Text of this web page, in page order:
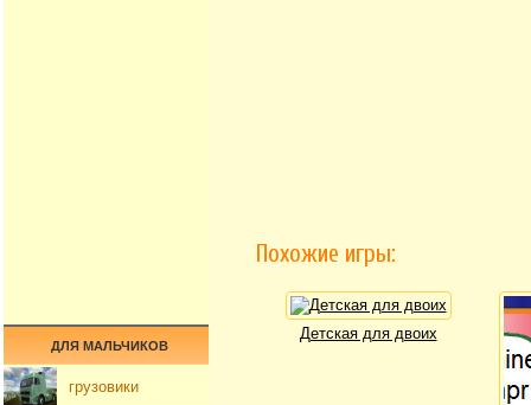
Похожие игры:
Детская для двоих
ДЛЯ МАЛЬЧИКОВ
грузовики